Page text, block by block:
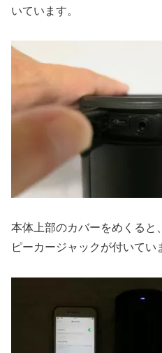
いています。
本体上部のカバーをめくると
ピーカージャックが付いてい